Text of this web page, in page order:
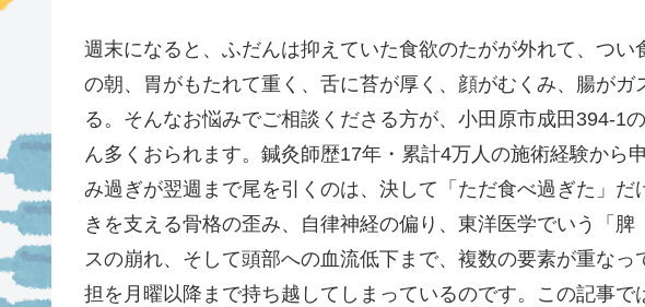
週末になると、ふだんは抑えていた食欲のたがが外れて、つ
の朝、胃がもたれて重く、舌に苔が厚く、顔がむくみ、腸が
る。そんなお悩みでご相談くださる方が、小田原市成田394-1
ん多くおられます。鍼灸師歴17年・累計4万人の施術経験から
み過ぎが翌週まで尾を引くのは、決して「ただ食べ過ぎた」
きを支える骨格の歪み、自律神経の偏り、東洋医学でいう「
スの崩れ、そして頭部への血流低下まで、複数の要素が重な
担を月曜以降まで持ち越してしまっているのです。この記事